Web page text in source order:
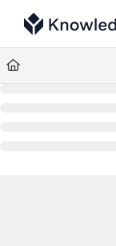
Documentation
Fetch the complete
Use this file to discover